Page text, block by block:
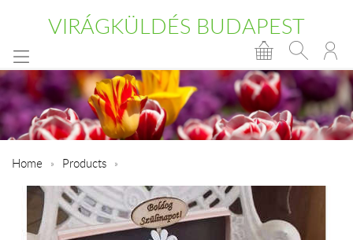
VIRÁGKÜLDÉS BUDAPEST
Home Products